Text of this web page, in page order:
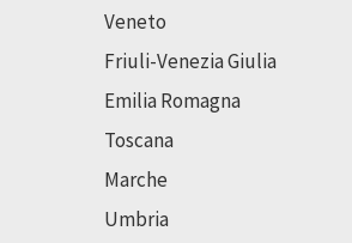
Veneto
Friuli-Venezia Giulia
Emilia Romagna
Toscana
Marche
Umbria